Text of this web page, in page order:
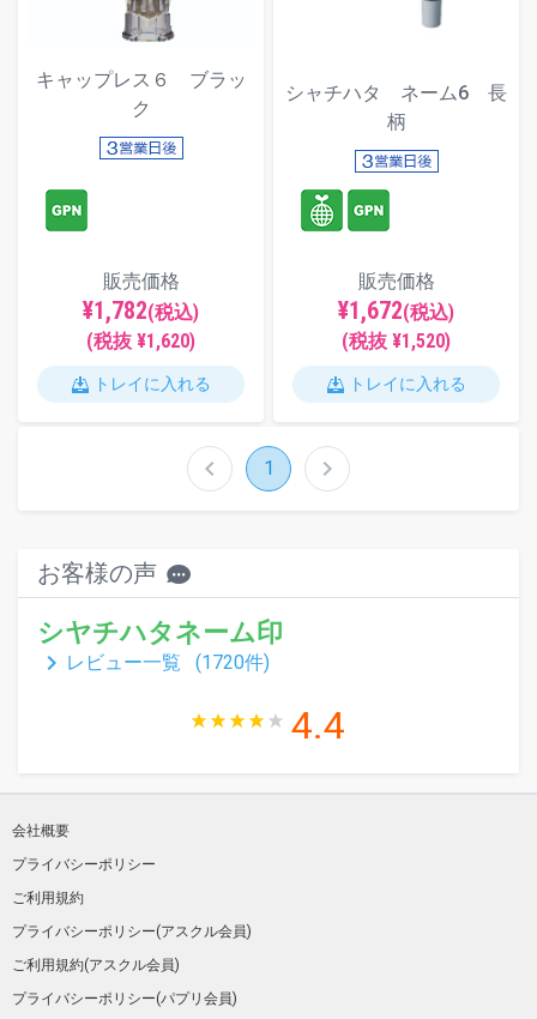
キャップレス６ ブラッ
ク
販売価格
¥1,782(税込)
(税抜 ¥1,620)
トレイに入れる
シャチハタ ネーム6 長
柄
販売価格
¥1,672(税込)
(税抜 ¥1,520)
トレイに入れる
chevron_left 1 chevron_right
お客様の声
シヤチハタネーム印
keyboard_arrow_right レビュー一覧 (1720件)
4.4
会社概要
プライバシーポリシー
ご利用規約
プライバシーポリシー(アスクル会員)
ご利用規約(アスクル会員)
プライバシーポリシー(パプリ会員)